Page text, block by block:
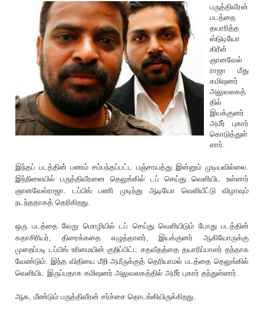
பருத்திவீரன்
படத்தை
தயா‌ரித்த
ஸ்டுடியோ
கி‌‌ரீன்
ஞானவேல்
ராஜா மீது
கமிஷனர்
அலுவலகத்
தில்
இயக்குனர்
அமீர் புகார்
கொடுத்துள்
ளார்.
இந்தப் படத்தின் பணம் சம்பந்தப்பட்ட பஞ்சாயத்து இன்னும் முடியவில்லை.
இந்நிலையில் பருத்திவீரனை தெலுங்கில் டப் செய்து வெளியிட உள்ளார்
ஞானவேல்ராஜா. டப்பிங் பணி முடிந்து ஆடியோ வெளியீட்டு விழாவும்
நடந்ததாக‌த் தெ‌ரிகிறது.
ஒரு படத்தை வேறு மொழியில் டப் செய்து வெளியிடும் போது படத்தின்
கதாசி‌ரியர், திரைக்கதை எழுத்தாளர், இயக்குனர் ஆகியோருக்கு
முறைப்படி டப்பிங் உ‌ரிமையின் குறிப்பிட்ட சதவீதத்தை தயா‌ரிப்பாளர் தந்தாக
வேண்டும். இந்த விதியை மீறி அமீருக்கு‌த் தெ‌ரியாமல் படத்தை தெலுங்கில்
வெளியிட இருப்பதாக கமிஷனர் அலுவலகத்தில் அமீர் புகார் தந்துள்ளார்.
ஆக, மீண்டும் பருத்திவீரன் சர்ச்சை தொடங்கியிருக்கிறது.